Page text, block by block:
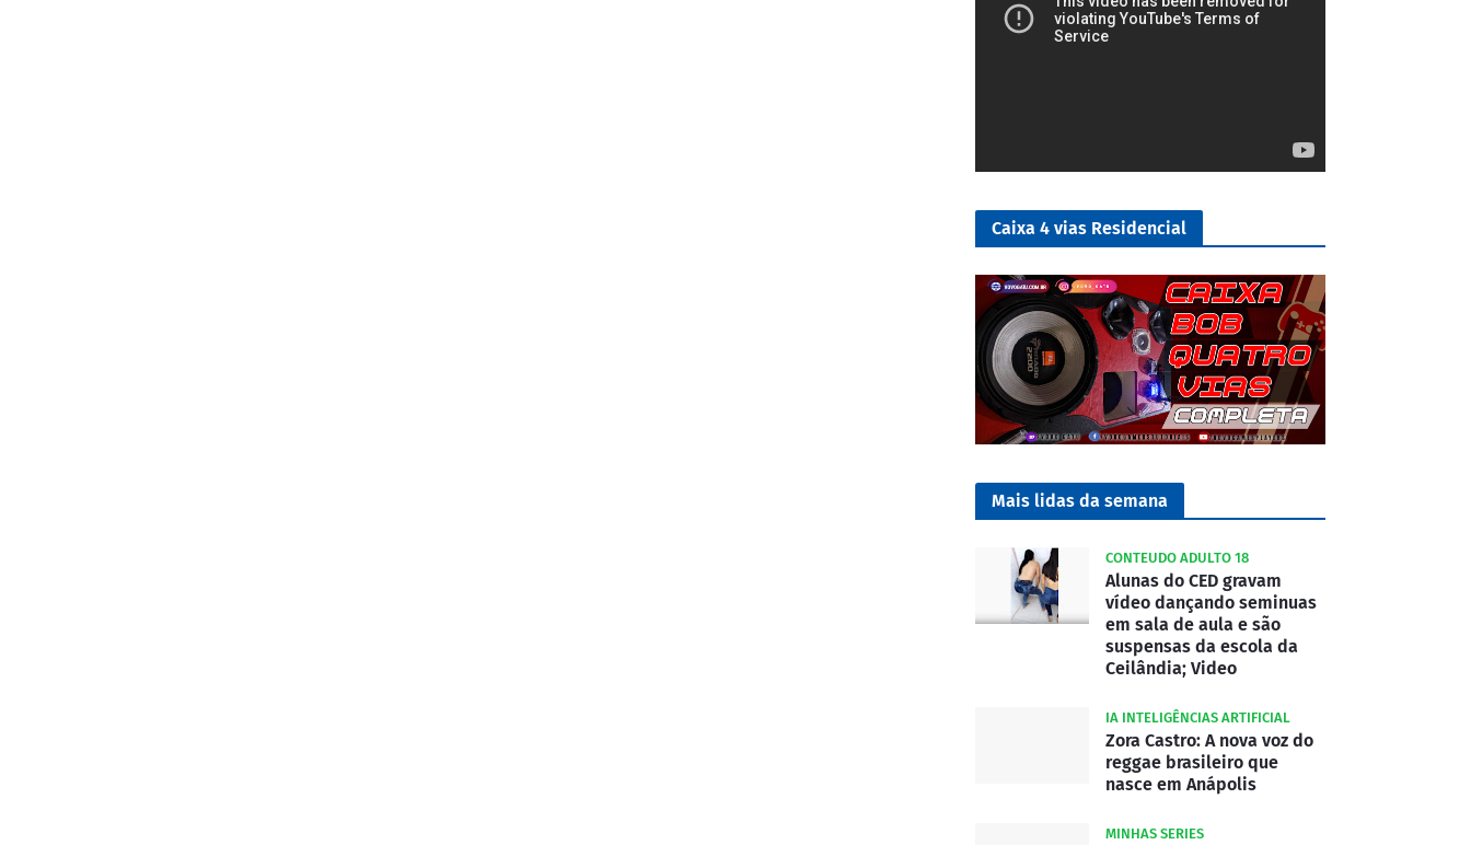
Caixa 4 vias Residencial
Mais lidas da semana
CONTEUDO ADULTO 18
Alunas do CED gravam
vídeo dançando seminuas
em sala de aula e são
suspensas da escola da
Ceilândia; Video
IA INTELIGÊNCIAS ARTIFICIAL
Zora Castro: A nova voz do
reggae brasileiro que
nasce em Anápolis
MINHAS SERIES